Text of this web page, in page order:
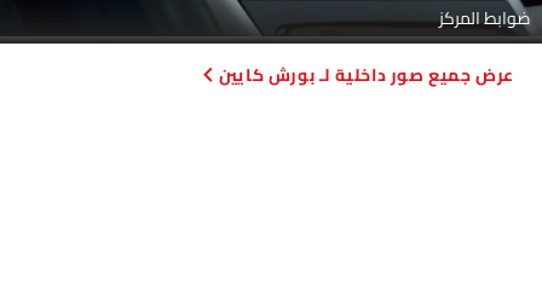
ضوابط المركز
صور داخلية لـ بورش كايين